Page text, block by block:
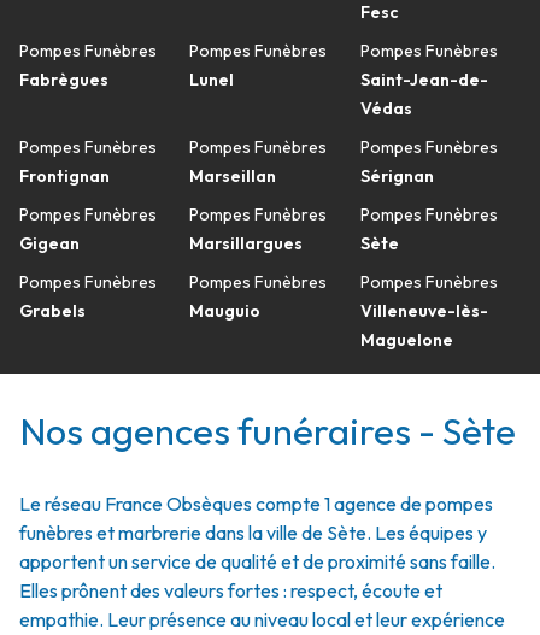
Pompes Funèbres
Fabrègues
Pompes Funèbres
Frontignan
Pompes Funèbres
Gigean
Pompes Funèbres
Grabels
Pompes Funèbres
Lunel
Pompes Funèbres
Marseillan
Pompes Funèbres
Marsillargues
Pompes Funèbres
Mauguio
Fesc
Pompes Funèbres
Saint-Jean-de-
Védas
Pompes Funèbres
Sérignan
Pompes Funèbres
Sète
Pompes Funèbres
Villeneuve-lès-
Maguelone
Nos agences funéraires - Sète
Le réseau France Obsèques compte 1 agence de pompes
funèbres et marbrerie dans la ville de Sète. Les équipes y
apportent un service de qualité et de proximité sans faille.
Elles prônent des valeurs fortes : respect, écoute et
empathie. Leur présence au niveau local et leur expérience